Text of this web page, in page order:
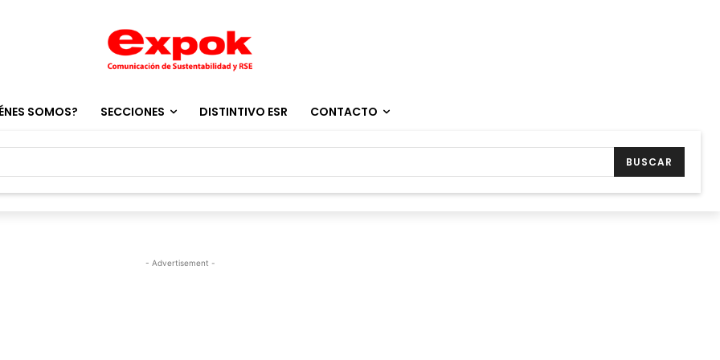
SOMOS? SECCIONES DISTINTIVO ESR CONTACTO
BUSCAR
- Advertisement -